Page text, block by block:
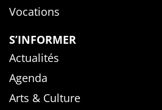
Vocations
S’INFORMER
Actualités
Agenda
Arts & Culture